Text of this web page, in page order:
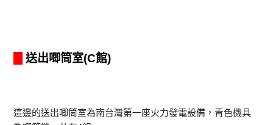
送出唧筒室(C館)
這邊的送出唧筒室為南台灣第一座火力發電設備，青色機具